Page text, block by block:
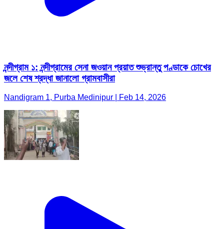
নন্দীগ্রাম ১: নন্দীগ্রামের সেনা জওয়ান প্রয়াত শুভ্রান্তু পণ্ডাকে চোখের
জলে শেষ শ্রদ্ধা জানালো গ্রামবাসীরা
Nandigram 1, Purba Medinipur | Feb 14, 2026